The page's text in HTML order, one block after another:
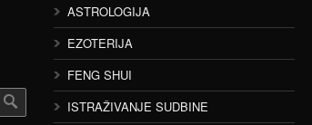
ASTROLOGIJA
EZOTERIJA
FENG SHUI
ISTRAŽIVANJE SUDBINE